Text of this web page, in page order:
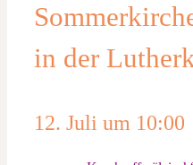
in der
12. Juli um 10:00